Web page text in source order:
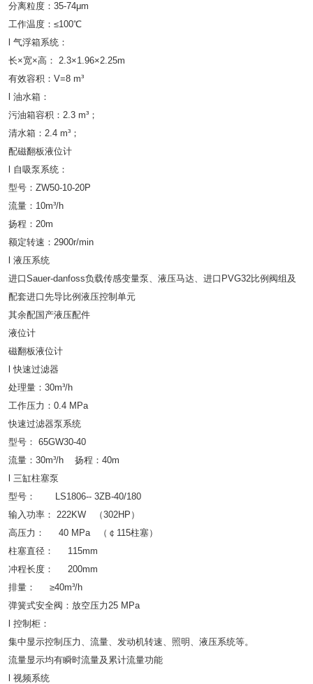
分离粒度：35-74μm
工作温度：≤100℃
l 气浮箱系统：
长×宽×高： 2.3×1.96×2.25m
有效容积：V=8 m³
l 油水箱：
污油箱容积：2.3 m³；
清水箱：2.4 m³；
配磁翻板液位计
l 自吸泵系统：
型号：ZW50-10-20P
流量：10m³/h
扬程：20m
额定转速：2900r/min
l 液压系统
进口Sauer-danfoss负载传感变量泵、液压马达、进口PVG32比例阀组及
配套进口先导比例液压控制单元
其余配国产液压配件
液位计
磁翻板液位计
l 快速过滤器
处理量：30m³/h
工作压力：0.4 MPa
快速过滤器泵系统
型号： 65GW30-40
流量：30m³/h 扬程：40m
l 三缸柱塞泵
型号： LS1806-- 3ZB-40/180
输入功率： 222KW （302HP）
高压力： 40 MPa （￠115柱塞）
柱塞直径： 115mm
冲程长度： 200mm
排量： ≥40m³/h
弹簧式安全阀：放空压力25 MPa
l 控制柜：
集中显示控制压力、流量、发动机转速、照明、液压系统等。
流量显示均有瞬时流量及累计流量功能
l 视频系统